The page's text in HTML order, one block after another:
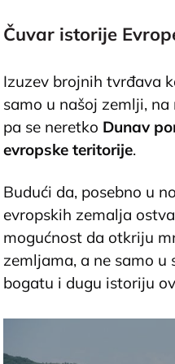
Čuvar istorije
Izuzev brojnih tvrđava
samo u našoj zemlji,
pa se neretko Dunav
evropske teritorije.
Budući da, posebno u
evropskih zemalja
mogućnost da otkriju
zemljama, a ne samo u
bogatu i dugu istoriju